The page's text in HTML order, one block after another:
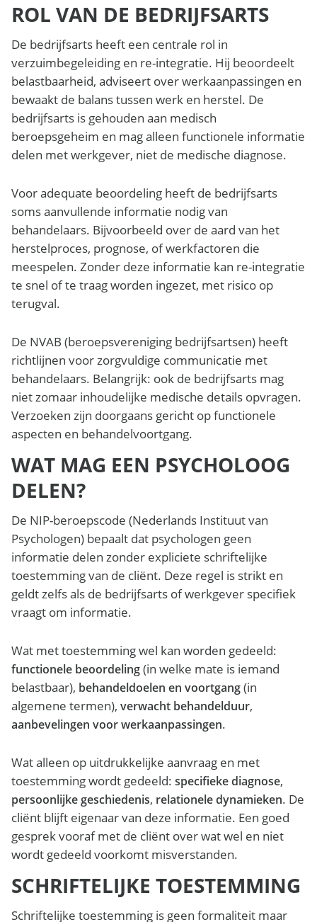
ROL VAN DE BEDRIJFSARTS
De bedrijfsarts heeft een centrale rol in
verzuimbegeleiding en re-integratie. Hij beoordeelt
belastbaarheid, adviseert over werkaanpassingen en
bewaakt de balans tussen werk en herstel. De
bedrijfsarts is gehouden aan medisch
beroepsgeheim en mag alleen functionele informatie
delen met werkgever, niet de medische diagnose.
Voor adequate beoordeling heeft de bedrijfsarts
soms aanvullende informatie nodig van
behandelaars. Bijvoorbeeld over de aard van het
herstelproces, prognose, of werkfactoren die
meespelen. Zonder deze informatie kan re-integratie
te snel of te traag worden ingezet, met risico op
terugval.
De NVAB (beroepsvereniging bedrijfsartsen) heeft
richtlijnen voor zorgvuldige communicatie met
behandelaars. Belangrijk: ook de bedrijfsarts mag
niet zomaar inhoudelijke medische details opvragen.
Verzoeken zijn doorgaans gericht op functionele
aspecten en behandelvoortgang.
WAT MAG EEN PSYCHOLOOG
DELEN?
De NIP-beroepscode (Nederlands Instituut van
Psychologen) bepaalt dat psychologen geen
informatie delen zonder expliciete schriftelijke
toestemming van de cliënt. Deze regel is strikt en
geldt zelfs als de bedrijfsarts of werkgever specifiek
vraagt om informatie.
Wat met toestemming wel kan worden gedeeld:
functionele beoordeling(in welke mate is iemand
belastbaar), behandeldoelen en voortgang(in
algemene termen), verwacht behandelduur,
aanbevelingen voor werkaanpassingen.
Wat alleen op uitdrukkelijke aanvraag en met
toestemming wordt gedeeld: specifieke diagnose,
persoonlijke geschiedenis, relationele dynamieken. De
cliënt blijft eigenaar van deze informatie. Een goed
gesprek vooraf met de cliënt over wat wel en niet
wordt gedeeld voorkomt misverstanden.
SCHRIFTELIJKE TOESTEMMING
Schriftelijke toestemming is geen formaliteit maar